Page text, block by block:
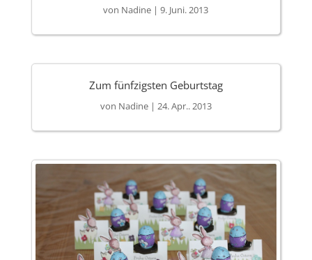
von Nadine |9. Juni. 2013
Zum fünfzigsten Geburtstag
von Nadine| 24. Apr.. 2013